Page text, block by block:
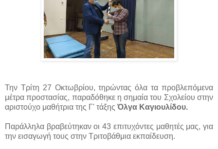
Την Τρίτη 27 Οκτωβρίου, τηρώντας όλα τα προβλεπόμενα
μέτρα προστασίας, παραδόθηκε η σημαία του Σχολείου στην
αριστούχο μαθήτρια της Γ' τάξηςΌλγα Καγιουλίδου.
Παράλληλα βραβεύτηκαν οι 43 επιτυχόντες μαθητές μας, για
την εισαγωγή τους στην Τριτοβάθμια εκπαίδευση.